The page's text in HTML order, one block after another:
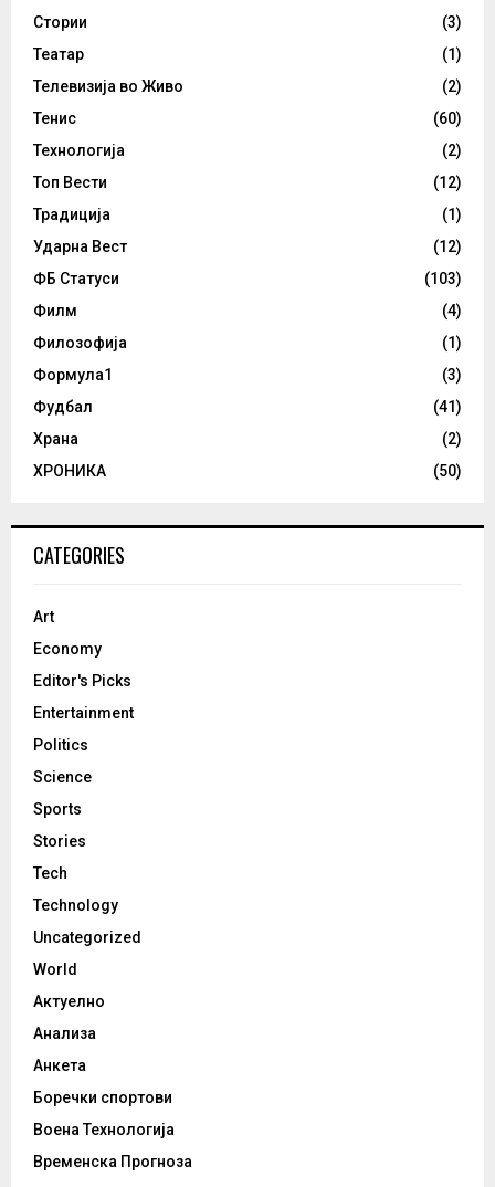
Стории
(3)
Театар
(1)
Телевизија во Живо
(2)
Тенис
(60)
Технологија
(2)
Топ Вести
(12)
Традиција
(1)
Ударна Вест
(12)
ФБ Статуси
(103)
Филм
(4)
Филозофија
(1)
Формула1
(3)
Фудбал
(41)
Храна
(2)
ХРОНИКА
(50)
CATEGORIES
Art
Economy
Editor's Picks
Entertainment
Politics
Science
Sports
Stories
Tech
Technology
Uncategorized
World
Актуелно
Анализа
Анкета
Боречки спортови
Воена Технологија
Временска Прогноза